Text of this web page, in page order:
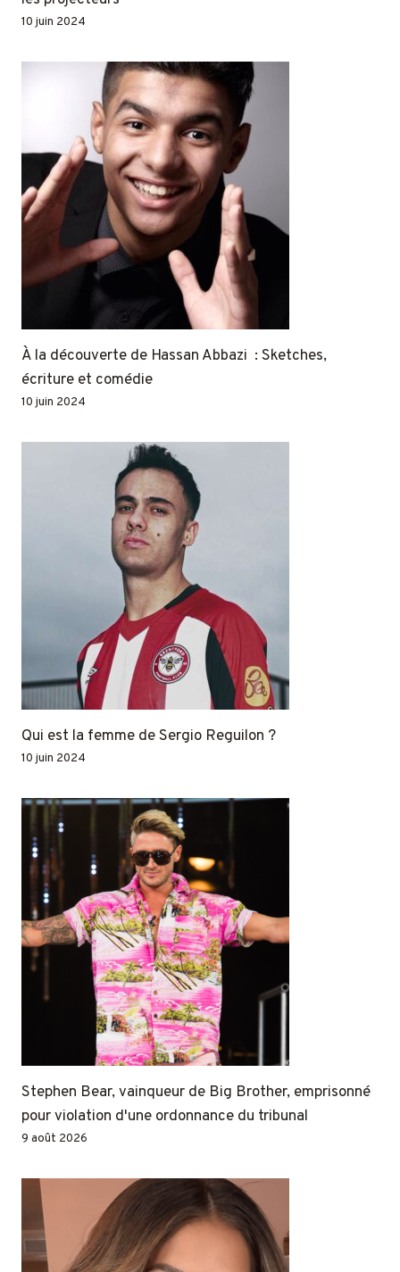
10 juin 2024
À la découverte de Hassan Abbazi : Sketches,
écriture et comédie
10 juin 2024
Qui est la femme de Sergio Reguilon ?
10 juin 2024
Stephen Bear, vainqueur de Big Brother, emprisonné
pour violation d'une ordonnance du tribunal
9 août 2026